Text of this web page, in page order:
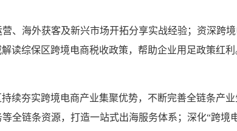
海外获客及新兴市场开拓分享实战经验；资深跨境
读综保区跨境电商税收政策，帮助企业用足政策红
夯实跨境电商产业集聚优势，不断完善全链条产业
全链条资源，打造一站式出海服务体系；深化“跨